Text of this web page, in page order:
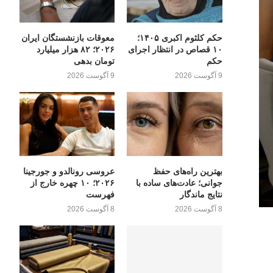
حکم کلثوم اکبری ۱۴۰۵؛
۱۰ قصاص در انتظار اجرای
حکم
9 آگوست 2026
معوقات بازنشستگان ایران
۲۰۲۶؛ ۸۲ هزار میلیارد
تومان بدهی
9 آگوست 2026
بهترین راه‌های حفظ
جوانی؛ عادت‌های ساده با
نتایج ماندگار
8 آگوست 2026
عروسی رونالدو و جورجینا
۲۰۲۶؛ ۱۰ چهره خارج از
فهرست
8 آگوست 2026